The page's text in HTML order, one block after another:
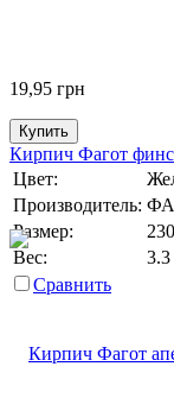
19,95 грн
Купить
Кирпич Фагот
Цвет:
Производитель:
Размер:
Вес:
3.3
Сравнить